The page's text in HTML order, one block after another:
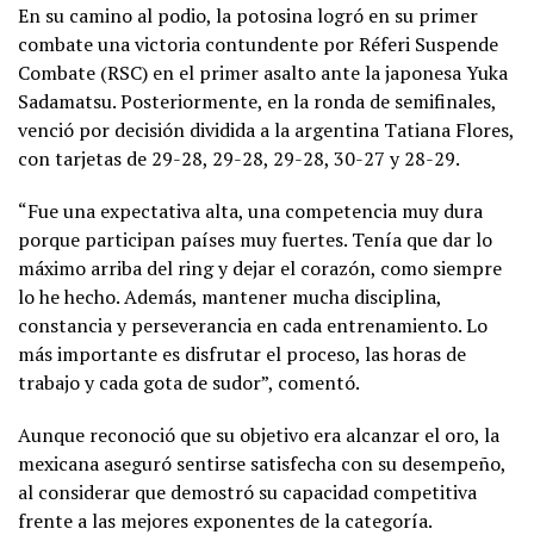
En su camino al podio, la potosina logró en su primer
combate una victoria contundente por Réferi Suspende
Combate (RSC) en el primer asalto ante la japonesa Yuka
Sadamatsu. Posteriormente, en la ronda de semifinales,
venció por decisión dividida a la argentina Tatiana Flores,
con tarjetas de 29-28, 29-28, 29-28, 30-27 y 28-29.
“Fue una expectativa alta, una competencia muy dura
porque participan países muy fuertes. Tenía que dar lo
máximo arriba del ring y dejar el corazón, como siempre
lo he hecho. Además, mantener mucha disciplina,
constancia y perseverancia en cada entrenamiento. Lo
más importante es disfrutar el proceso, las horas de
trabajo y cada gota de sudor”, comentó.
Aunque reconoció que su objetivo era alcanzar el oro, la
mexicana aseguró sentirse satisfecha con su desempeño,
al considerar que demostró su capacidad competitiva
frente a las mejores exponentes de la categoría.